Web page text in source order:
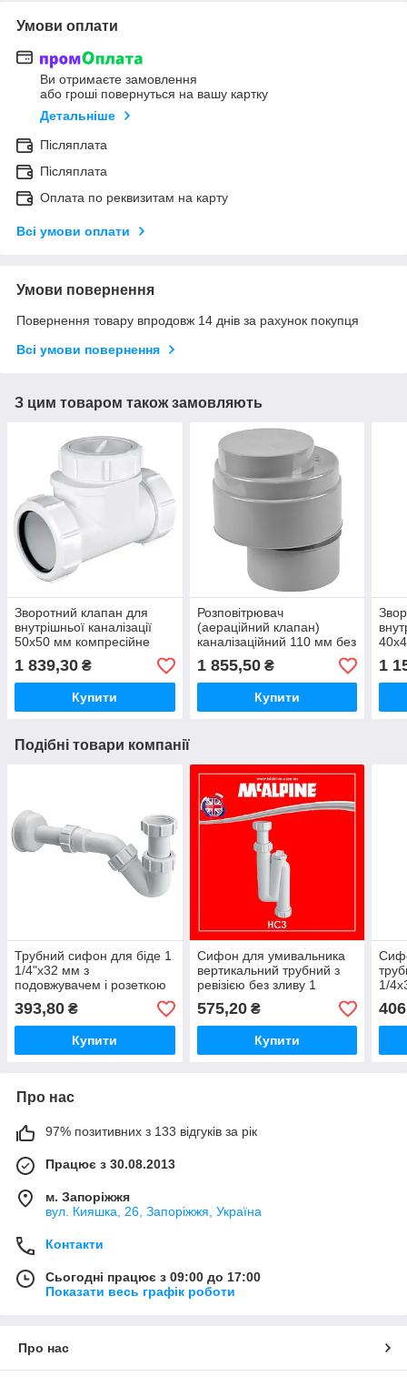
Умови оплати
Ви отримаєте замовлення
або гроші повернуться на вашу картку
Детальніше
Післяплата
Післяплата
Оплата по реквизитам на карту
Всі умови оплати
Умови повернення
Повернення товару впродовж 14 днів за рахунок покупця
Всі умови повернення
З цим товаром також замовляють
Зворотний клапан для
внутрішньої каналізації
50х50 мм компресійне
з'єднання Z2850-NRV
McAlpine
1 839,30 ₴
Купити
Розповітрювач
(аераційний клапан)
каналізаційний 110 мм без
манжета McALPINE
HC47P
1 855,50₴
Купити
1
Подібні товари компанії
Трубний сифон для біде 1
1/4"x32 мм з
подовжувачем і розеткою
без сливу HC23 McAlpine
393,80 ₴
Купити
Сифон для умивальника
вертикальний трубний з
ревізією без зливу 1
1/4х32 мм HC3 McALPINE
575,20₴
Купити
1/
Про нас
97% позитивних з 133 відгуків за рік
Працює з 30.08.2013
м. Запоріжжя
вул. Кияшка, 26, Запоріжжя, Україна
Контакти
Сьогодні працює з 09:00 до 17:00
Показати весь графік роботи
Про нас